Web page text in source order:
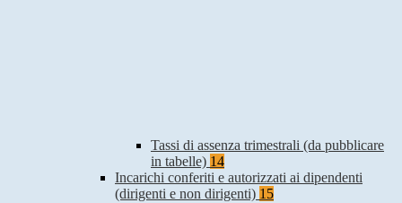
Tassi di assenza trimestrali (da pubblicare
in tabelle) 14
Incarichi conferiti e autorizzati ai dipendenti
(dirigenti e non dirigenti) 15